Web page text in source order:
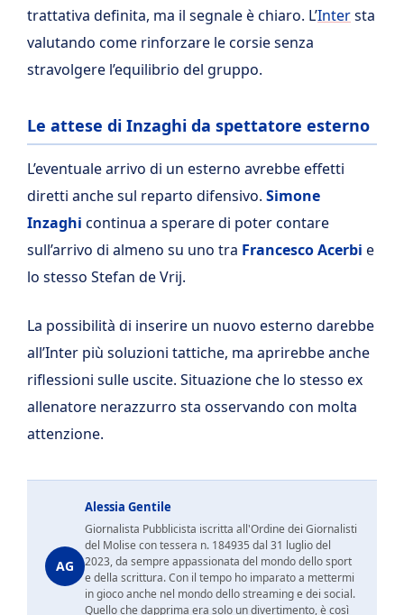
trattativa definita, ma il segnale è chiaro. L’Intersta
valutando come rinforzare le corsie senza
stravolgere l’equilibrio del gruppo.
Le attese di Inzaghi da spettatore esterno
L’eventuale arrivo di un esterno avrebbe effetti
diretti anche sul reparto difensivo. Simone
Inzaghi continua a sperare di poter contare
sull’arrivo di almeno su uno tra Francesco Acerbi e
lo stesso Stefan de Vrij.
La possibilità di inserire un nuovo esterno darebbe
all’Inter più soluzioni tattiche, ma aprirebbe anche
riflessioni sulle uscite. Situazione che lo stesso ex
allenatore nerazzurro sta osservando con molta
attenzione.
AG
Alessia Gentile
Giornalista Pubblicista iscritta all'Ordine dei Giornalisti
del Molise con tessera n. 184935 dal 31 luglio del
2023, da sempre appassionata del mondo dello sport
e della scrittura. Con il tempo ho imparato a mettermi
in gioco anche nel mondo dello streaming e dei social.
Quello che dapprima era solo un divertimento, è così